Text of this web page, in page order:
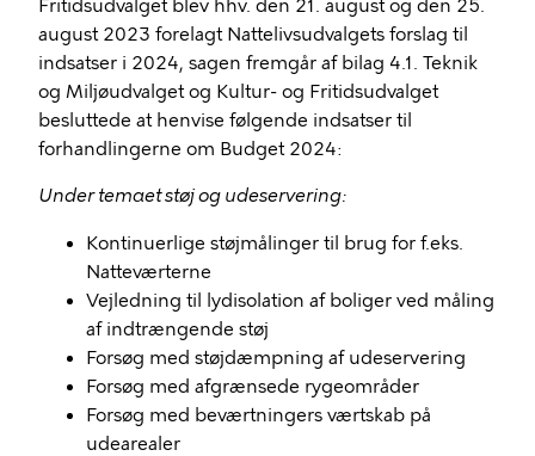
Fritidsudvalget blev hhv. den 21. august og den 25.
august 2023 forelagt Nattelivsudvalgets forslag til
indsatser i 2024, sagen fremgår af bilag 4.1. Teknik
og Miljøudvalget og Kultur- og Fritidsudvalget
besluttede at henvise følgende indsatser til
forhandlingerne om Budget 2024:
Under temaet støj og udeservering:
Kontinuerlige støjmålinger til brug for f.eks.
Natteværterne
Vejledning til lydisolation af boliger ved måling
af indtrængende støj
Forsøg med støjdæmpning af udeservering
Forsøg med afgrænsede rygeområder
Forsøg med beværtningers værtskab på
udearealer